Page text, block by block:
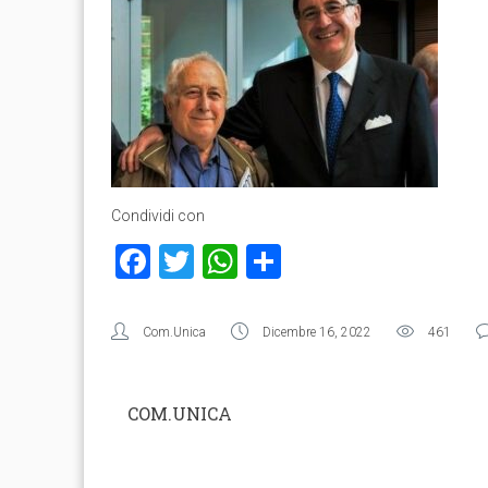
Condividi con
Facebook
TwitterWhatsApp
Com.Unica Dicembre 16, 2022 461
COM.UNICA